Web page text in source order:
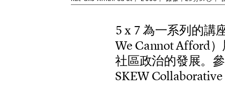
5x 7為一系列的講
WeCannotAfford）
社區政治的發展。參
SKEWCollaborative